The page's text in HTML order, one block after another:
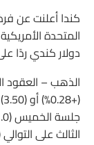
كندا أعلنت عن
دولار كندي ردًا
الذهب –